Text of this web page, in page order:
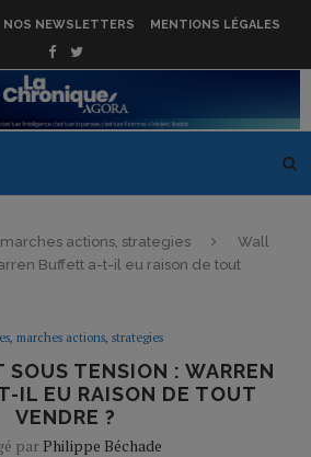
NOS NEWSLETTERS MENTIONS LÉGALES
actions, strategies
Wall
Buffett a-t-il eu raison de tout
marches actions, strategies
TENSION : WARREN
IL EU RAISON DE TOUT
VENDRE ?
par Philippe Béchade